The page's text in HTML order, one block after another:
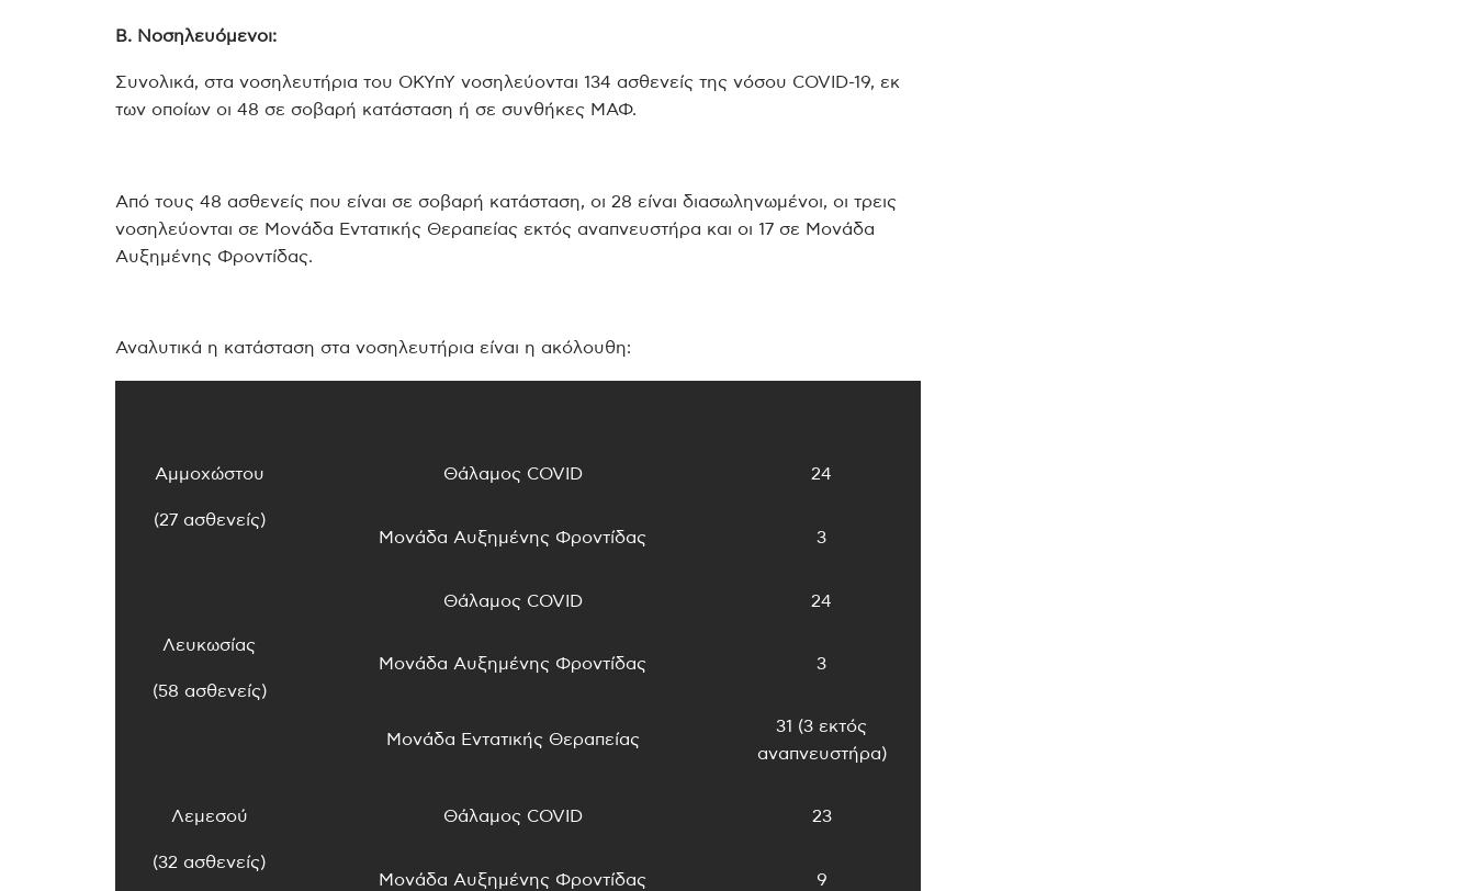
Β. Νοσηλευόμενοι:
Συνολικά, στα νοσηλευτήρια του ΟΚΥπΥ νοσηλεύονται 134 ασθενείς της νόσου COVID-19, εκ
των οποίων οι 48 σε σοβαρή κατάσταση ή σε συνθήκες ΜΑΦ.
Από τους 48 ασθενείς που είναι σε σοβαρή κατάσταση, οι 28 είναι διασωληνωμένοι, οι τρεις
νοσηλεύονται σε Μονάδα Εντατικής Θεραπείας εκτός αναπνευστήρα και οι 17 σε Μονάδα
Αυξημένης Φροντίδας.
Αναλυτικά η κατάσταση στα νοσηλευτήρια είναι η ακόλουθη:
Αμμοχώστου
(27 ασθενείς)
Θάλαμος COVID 24
Μονάδα Αυξημένης Φροντίδας 3
Λευκωσίας
(58 ασθενείς)
Θάλαμος COVID 24
Μονάδα Αυξημένης Φροντίδας 3
Μονάδα Εντατικής Θεραπείας
31 (3 εκτός
αναπνευστήρα)
Λεμεσού
(32 ασθενείς)
Θάλαμος COVID 23
Μονάδα Αυξημένης Φροντίδας 9